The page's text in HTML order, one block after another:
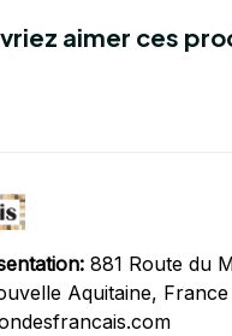
aimer ces
881 Route du
Aquitaine, France